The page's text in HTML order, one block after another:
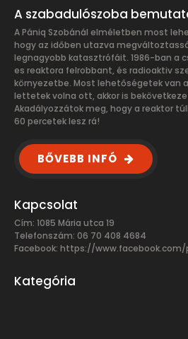
A szabadulószoba
A Pániq Szobánál elméletben most
hogy az időben utazva
legnagyobb katasztrófáit. 1986-ban a
es reaktora felrobbant, és radioaktiv
környezetbe. Most lehetőségetek van
lettetek volna ott, akkor is
Akadályozzátok meg, hogy a reaktor
60 percetek lesz rá!
BŐVEBB INFÓ
Kapcsolat
Cím: 1085 Mária utca 19
Telefonszám: 06 70 408 4684
Facebook: https://www.facebook.com/
Kategória